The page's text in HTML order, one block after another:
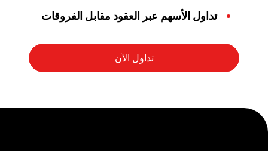
تداول الأسهم عبر العقود مقابل الفروقات